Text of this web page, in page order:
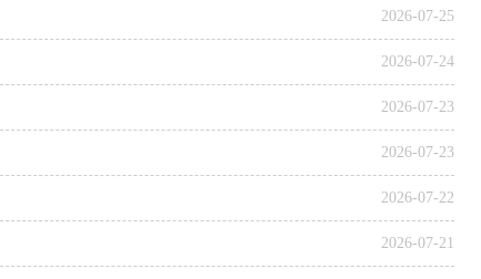
2026-07-25
2026-07-24
2026-07-23
2026-07-23
2026-07-22
2026-07-21